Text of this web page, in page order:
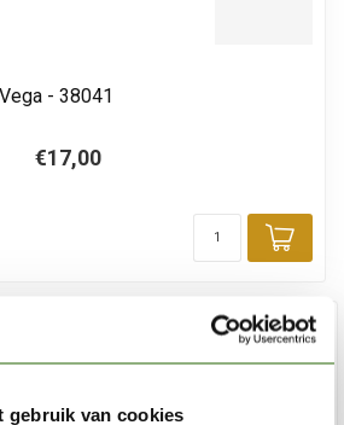
gebruik van cookies
- 38041
€17,00